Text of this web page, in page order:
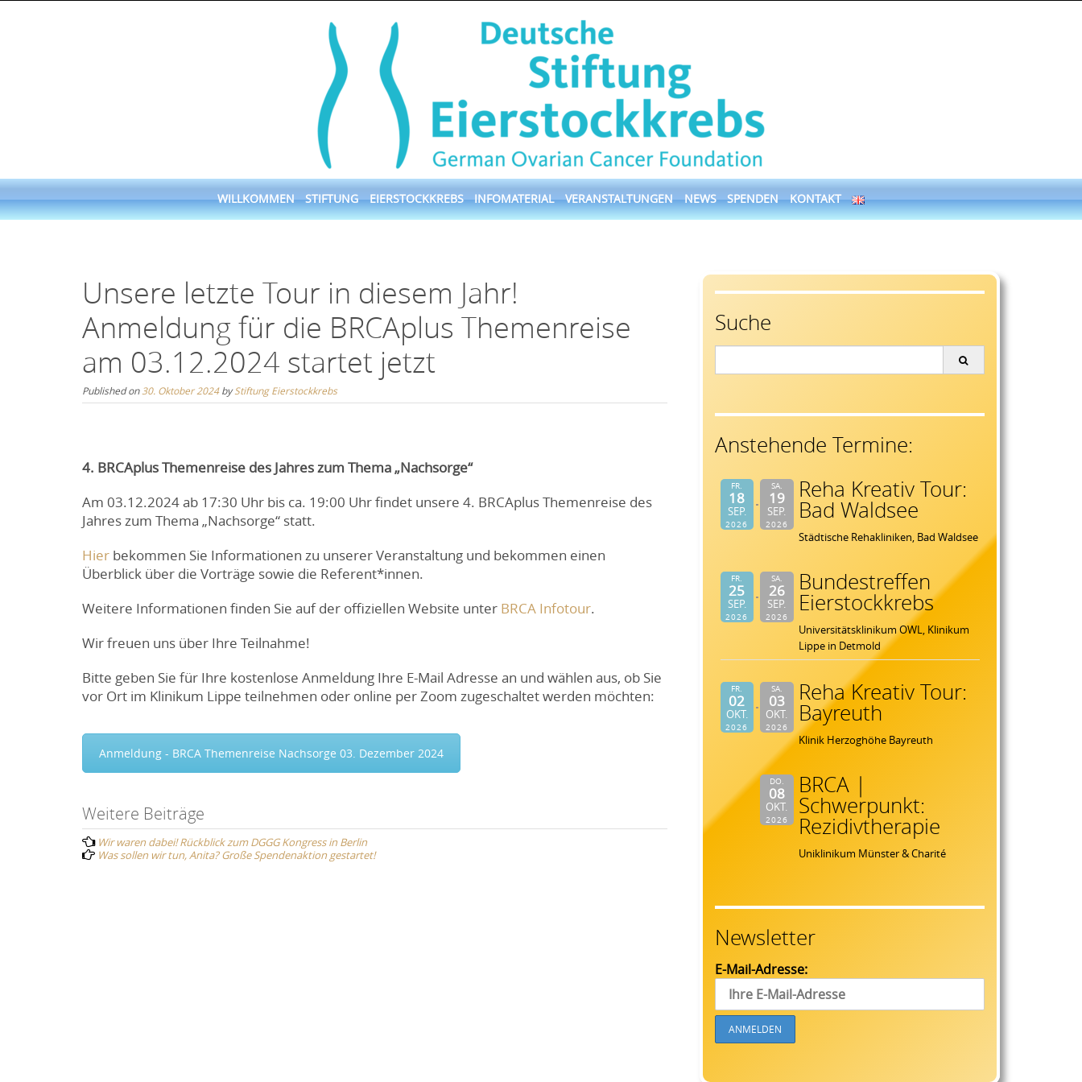
Skip
to
WILLKOMMEN STIFTUNG EIERSTOCKKREBS INFOMATERIAL VERANSTALTUNGEN NEWS SPENDEN KONTAKT
Unsere letzte Tour in diesem Jahr!
Anmeldung für die BRCAplus Themenreise
am 03.12.2024 startet jetzt
Published on 30. Oktober 2024byStiftung Eierstockkrebs
4. BRCAplus Themenreise des Jahres zum Thema „Nachsorge“
Am 03.12.2024 ab 17:30 Uhr bis ca. 19:00 Uhr findet unsere 4. BRCAplus Themenreise des
Jahres zum Thema „Nachsorge“ statt.
Hier bekommen Sie Informationen zu unserer Veranstaltung und bekommen einen
Überblick über die Vorträge sowie die Referent*innen.
Weitere Informationen finden Sie auf der offiziellen Website unter BRCA Infotour.
Wir freuen uns über Ihre Teilnahme!
Bitte geben Sie für Ihre kostenlose Anmeldung Ihre E-Mail Adresse an und wählen aus, ob Sie
vor Ort im Klinikum Lippe teilnehmen oder online per Zoom zugeschaltet werden möchten:
Anmeldung - BRCA Themenreise Nachsorge 03. Dezember 2024
Post
navigation
Weitere Beiträge
Wir waren dabei! Rückblick zum DGGG Kongress in Berlin
Was sollen wir tun, Anita? Große Spendenaktion gestartet!
Suche
Anstehende Termine:
FR.
18
SEP.
2026
SA.
19
SEP.
2026
Reha Kreativ Tour:
Bad Waldsee
Städtische Rehakliniken, Bad Waldsee
FR.
25
SEP.
2026
SA.
26
SEP.
2026
Bundestreffen
Eierstockkrebs
Universitätsklinikum OWL, Klinikum
Lippe in Detmold
FR.
02
OKT.
2026
SA.
03
OKT.
2026
Reha Kreativ Tour:
Bayreuth
Klinik Herzoghöhe Bayreuth
DO.
08
OKT.
2026
BRCA |
Schwerpunkt:
Rezidivtherapie
Uniklinikum Münster & Charité
Newsletter
E-Mail-Adresse: